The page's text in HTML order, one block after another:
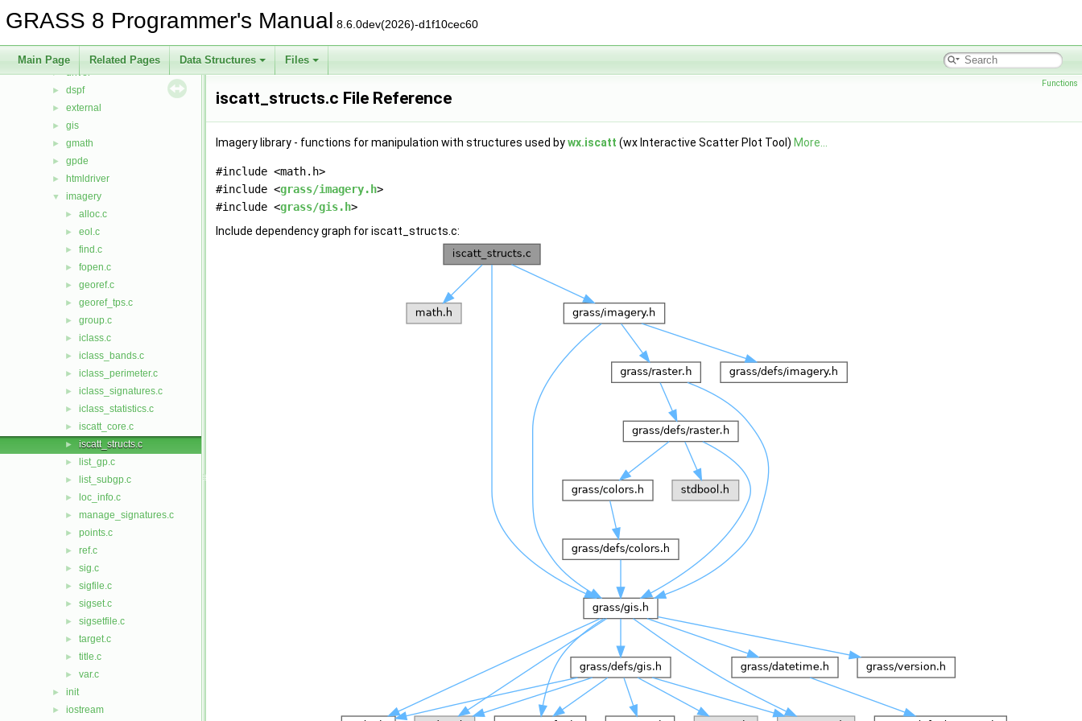
GRASS 8 Programmer's Manual 8.6.0dev(2026)-d1f10cec60
Main Page Related Pages Data Structures Files
► datetime
► display
► driver
► dspf
► external
► gis
► gmath
► gpde
► htmldriver
▼ imagery
► alloc.c
► eol.c
► find.c
► fopen.c
► georef.c
► georef_tps.c
► group.c
► iclass.c
► iclass_bands.c
► iclass_perimeter.c
► iclass_signatures.c
► iclass_statistics.c
► iscatt_core.c
► iscatt_structs.c
► list_gp.c
► list_subgp.c
► loc_info.c
► manage_signatures.c
► points.c
► ref.c
► sig.c
► sigfile.c
► sigset.c
► sigsetfile.c
► target.c
► title.c
► var.c
► init
► iostream
Functions
iscatt_structs.c File Reference
Imagery library - functions for manipulation with structures used bywx.iscatt (wx Interactive Scatter Plot Tool) More...
#include <math.h>
#include <grass/imagery.h>
#include <grass/gis.h>
Include dependency graph for iscatt_structs.c: